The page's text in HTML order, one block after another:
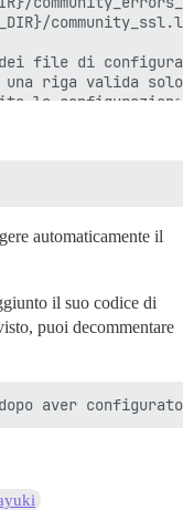
file di
riga valida
la configurazione
globalmente
cgi-bin.conf
automaticamente il
il suo codice di
puoi decommentare